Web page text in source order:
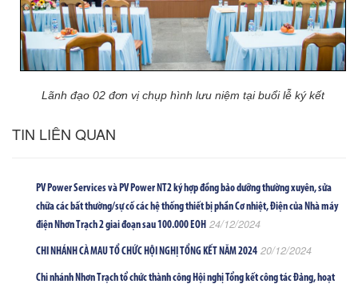
Lãnh đạo 02 đơn vị chụp hình lưu niệm tại buổi lễ ký kết
TIN LIÊN QUAN
PV Power Services và PV Power NT2 ký hợp đồng bảo dưỡng thường xuyên, sửa
chữa các bất thường/sự cố các hệ thống thiết bị phần Cơ nhiệt, Điện của Nhà máy
điện Nhơn Trạch 2 giai đoạn sau 100.000 EOH 24/12/2024
CHI NHÁNH CÀ MAU TỔ CHỨC HỘI NGHỊ TỔNG KẾT NĂM 2024 20/12/2024
Chi nhánh Nhơn Trạch tổ chức thành công Hội nghị Tổng kết công tác Đảng, hoạt